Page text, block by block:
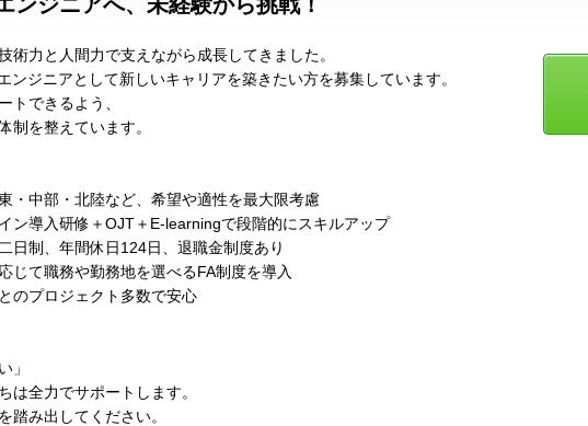
術力と人間力で支えながら成長してきました。
ンジニアとして新しいキャリアを築きたい方を募集しています。
トできるよう、
制を整えています。
・中部・北陸など、希望や適性を最大限考慮
ン導入研修＋OJT＋E-learningで段階的にスキルアップ
日制、年間休日124日、退職金制度あり
じて職務や勤務地を選べるFA制度を導入
のプロジェクト多数で安心
」
は全力でサポートします。
踏み出してください。